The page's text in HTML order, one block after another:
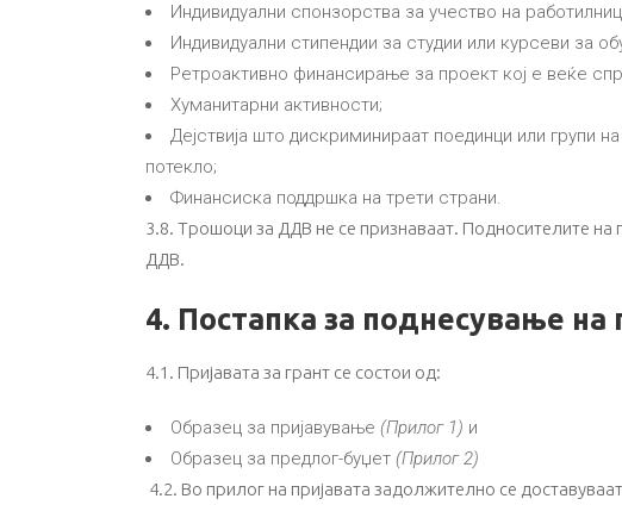
Индивидуални спонзорства за учество на
Индивидуални стипендии за студии или курсеви за
Ретроактивно финансирање за проект кој е веќе
Хуманитарни активности;
Дејствија што дискриминираат поединци или групи
потекло;
Финансиска поддршка на трети страни.
3.8. Трошоци за ДДВ не се признаваат. Подносителите на
ДДВ.
4. Постапка за поднесување на
4.1. Пријавата за грант се состои од:
Образец за пријавување (Прилог 1) и
Образец за предлог-буџет (Прилог 2)
4.2. Во прилог на пријавата задолжително се